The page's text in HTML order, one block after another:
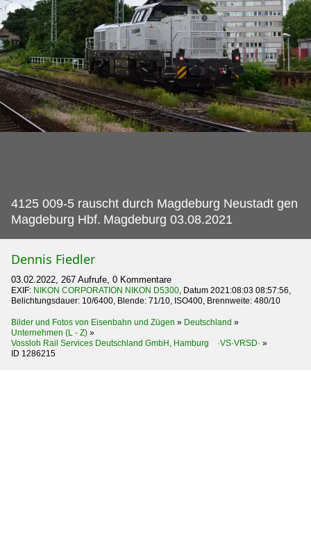
4125 009-5 rauscht durch Magdeburg Neustadt gen
Magdeburg Hbf. Magdeburg 03.08.2021
Dennis Fiedler
03.02.2022, 267 Aufrufe, 0 Kommentare
EXIF: NIKON CORPORATION NIKON D5300, Datum 2021:08:03 08:57:56,
Belichtungsdauer: 10/6400, Blende: 71/10, ISO400, Brennweite: 480/10
Bilder und Fotos von Eisenbahn und Zügen » Deutschland »
Unternehmen (L - Z) »
Vossloh Rail Services Deutschland GmbH, Hamburg ·VS·VRSD· »
ID 1286215